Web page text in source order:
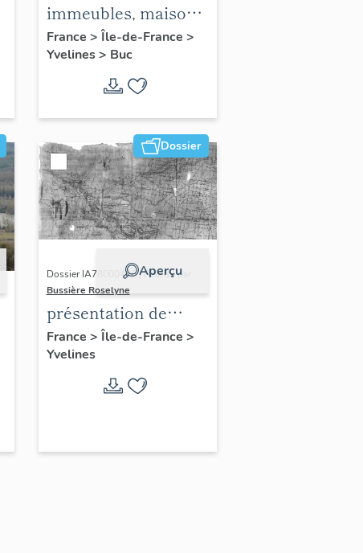
immeubles, maisons,
fermes
France > Île-de-France >
Yvelines> Buc
Dossier
Aperçu
Dossier IA78000496 | Réalisé par
Bussière Roselyne
présentation de
l'étude du
patrimoine de l'aire
d'étude Versailles
périphérie sud
France > Île-de-France >
Yvelines